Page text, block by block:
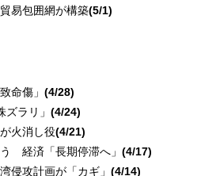
易包囲網が構築(5/1)
命傷」 (4/28)
ラリ」 (4/24)
火消し役(4/21)
経済「長期停滞へ」 (4/17)
攻計画が「カギ」 (4/14)